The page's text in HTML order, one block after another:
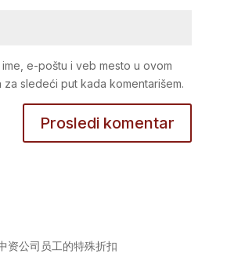
e-poštu i veb mesto u ovom
sledeći put kada komentarišem.
资公司员工的特殊折扣